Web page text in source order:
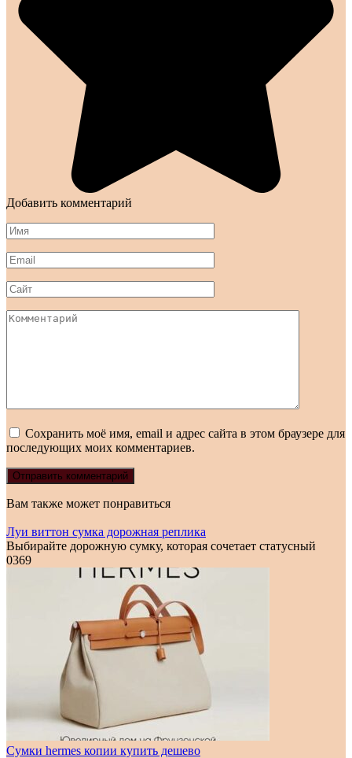
Добавить комментарий
Имя
*
Email
*
Сайт
Комментарий
Сохранить моё имя, email и адрес сайта в этом браузере для
последующих моих комментариев.
Вам также может понравиться
Луи виттон сумка дорожная реплика
Выбирайте дорожную сумку, которая сочетает статусный
0369
Сумки hermes копии купить дешево